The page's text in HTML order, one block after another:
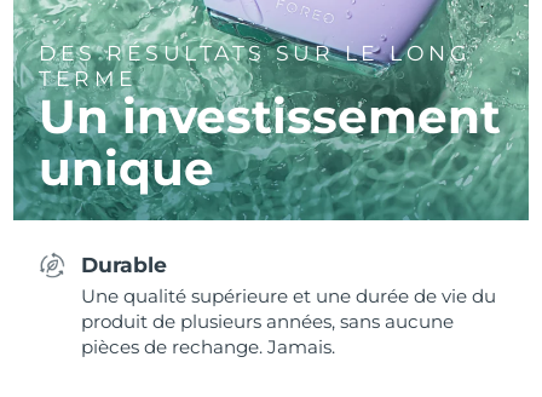
DES RÉSULTATS SUR LE LONG
TERME
Un investissement
unique
Durable
Une qualité supérieure et une durée de vie du
produit de plusieurs années, sans aucune
pièces de rechange. Jamais.